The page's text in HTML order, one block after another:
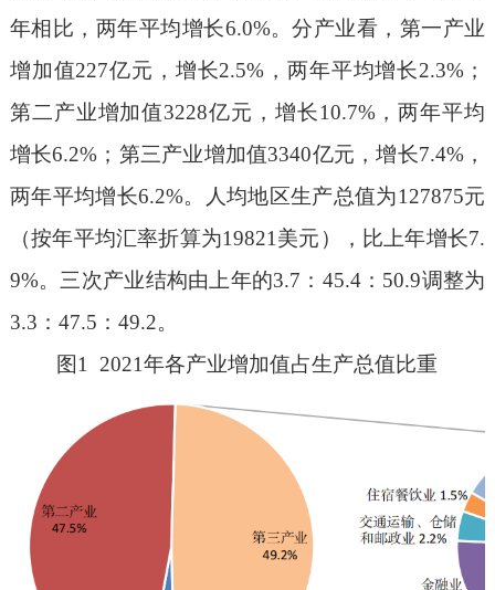
年相比， 两年平均增长6.0%。分产业看，第一产业
增加值227亿元，增长2.5% ，两年平均增长2.3% ；
第二产业增加值3228亿元，增长10.7%，两年平均
增长6.2% ；第三产业增加值3340亿元，增长7.4%，
两年平均增长6.2%。人均地区生产总值为127875元
（按年平均汇率折算为19821美元），比上年增长7.
9%。三次产业结构由上年的3.7 ： 45.4： 50.9调整为
3.3 ： 47.5 ： 49.2。
图1 2021年各产业增加值占生产总值比重